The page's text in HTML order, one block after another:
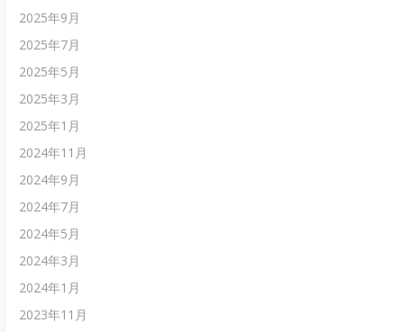
2025年9月
2025年7月
2025年5月
2025年3月
2025年1月
2024年11月
2024年9月
2024年7月
2024年5月
2024年3月
2024年1月
2023年11月